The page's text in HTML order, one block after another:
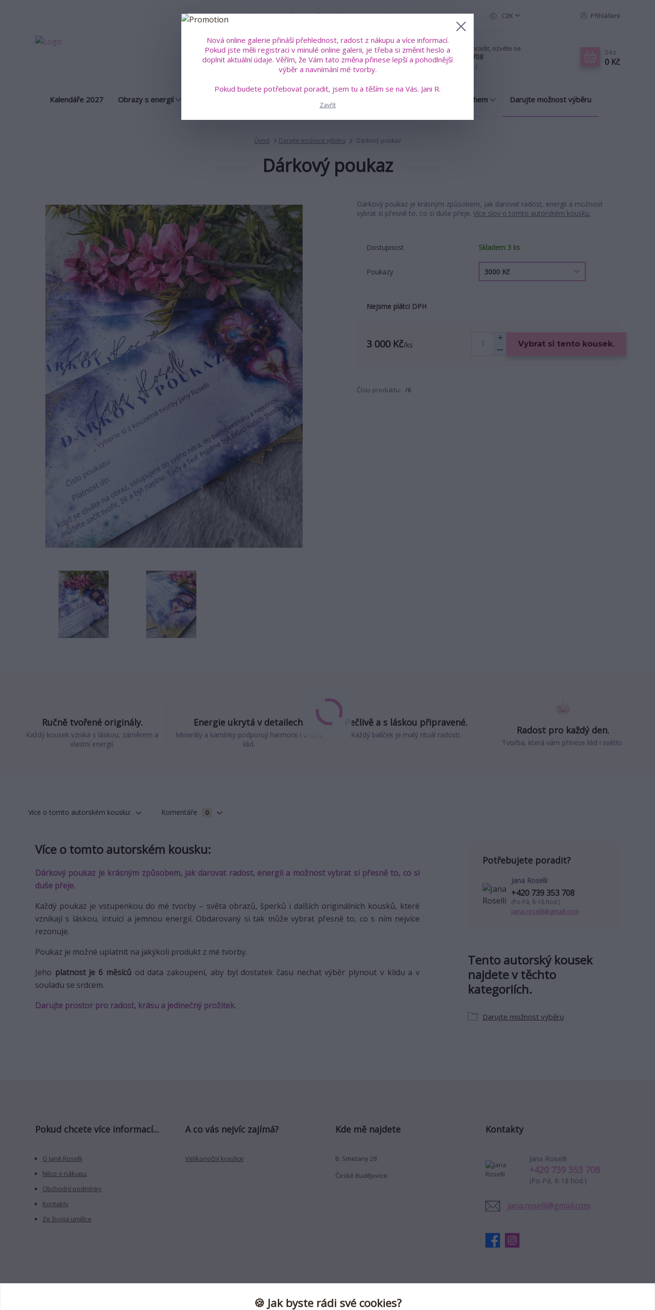
Obrazy na míru Kdo je Jana Roselli? Vše o nákupu Kontakty CZK Přihlášení
Hledat
Pokud chcete poradit, ozvěte se.
+420 739 353 708
(Po-Pá, 8-18 hod.)
0 ks
0 Kč
Kalendáře 2027 Obrazy s energií Šperky a talismany s příběhem Darujte možnost výběru
Úvod Darujte možnost výběru Dárkový poukaz
Dárkový poukaz
Dárkový poukaz je krásným způsobem, jak darovat radost, energii a možnost
vybrat si přesně to, co si duše přeje. Více slov o tomto autorském kousku.
Dostupnost Skladem 3 ks
Poukazy
Nejsme plátci DPH
3 000 Kč/ks Vybrat si tento kousek.
Číslo produktu: /6
Ručně tvořené originály.
Každý kousek vzniká s láskou, záměrem a
vlastní energií.
Energie ukrytá v detailech.
Minerály a kamínky podporují harmonii i vnitřní
klid.
Pečlivě a s láskou připravené.
Každý balíček je malý rituál radosti. Radost pro každý den.
Tvorba, která vám přinese klid i světlo.
Více o tomto autorském kousku: Komentáře 0
Více o tomto autorském kousku:
Dárkový poukaz je krásným způsobem, jak darovat radost, energii a možnost vybrat si přesně to, co si
duše přeje.
Každý poukaz je vstupenkou do mé tvorby – světa obrazů, šperků i dalších originálních kousků, které
vznikají s láskou, intuicí a jemnou energií. Obdarovaný si tak může vybrat přesně to, co s ním nejvíce
rezonuje.
Poukaz je možné uplatnit na jakýkoli produkt z mé tvorby.
Jeho platnost je 6 měsíců od data zakoupení, aby byl dostatek času nechat výběr plynout v klidu a v
souladu se srdcem.
Darujte prostor pro radost, krásu a jedinečný prožitek.
Tento autorský kousek
najdete v těchto
kategoriích.
Darujte možnost výběru
Potřebujete poradit?
Jana Roselli
+420 739 353 708
(Po-Pá, 8-18 hod.)
jana.roselli@gmail.com
Pokud chcete více informací...
O Janě Roselli
Něco o nákupu
Obchodní podmínky
Kontakty
Ze života umělce
A co vás nejvíc zajímá?
Velikonoční kraslice
Kde mě najdete
B. Smetany 28
České Budějovice
Kontakty
Jana Roselli
+420 739 353 708
(Po-Pá, 8-18 hod.)
jana.roselli@gmail.com
Nová online galerie přináší přehlednost, radost z nákupu a více informací.
Pokud jste měli registraci v minulé online galerii, je třeba si změnit heslo a
doplnit aktuální údaje. Věřím, že Vám tato změna přinese lepší a pohodlnější
výběr a navnímání mé tvorby.
Pokud budete potřebovat poradit, jsem tu a těším se na Vás. Jani R.
Zavřít
🍪 Jak byste rádi své cookies?